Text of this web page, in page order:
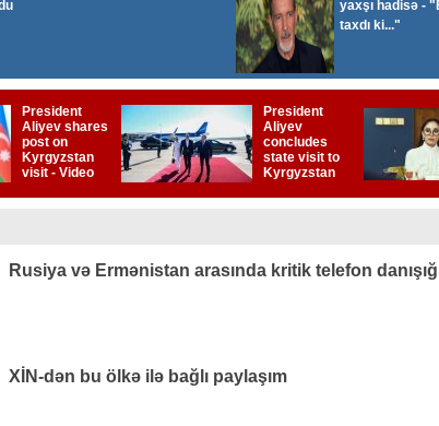
Rusiya və Ermənistan arasında kritik telefon
XİN-dən bu ölkə ilə bağlı paylaşım
Elçinin Fəxri